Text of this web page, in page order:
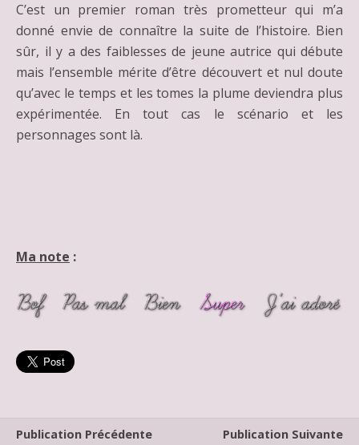
C’est un premier roman très prometteur qui m’a
donné envie de connaître la suite de l’histoire. Bien
sûr, il y a des faiblesses de jeune autrice qui débute
mais l’ensemble mérite d’être découvert et nul doute
qu’avec le temps et les tomes la plume deviendra plus
expérimentée. En tout cas le scénario et les
personnages sont là.
Ma note :
Publication Précédente
Publication Suivante